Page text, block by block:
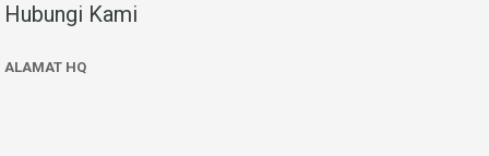
Hubungi Kami
ALAMAT HQ